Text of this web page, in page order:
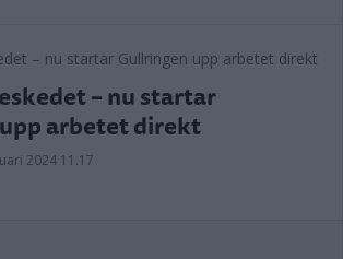
– nu startar
arbetet direkt
2024 11.17